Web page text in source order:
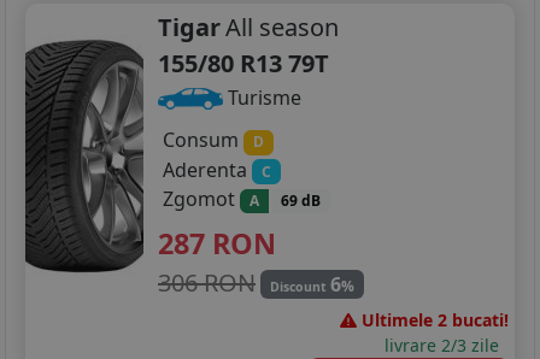
TigarAll season
155/80 R13 79T
Turisme
Consum
D
Aderenta C
Zgomot A 69 dB
287 RON
306 RON Discount 6%
Ultimele 2 bucati!
livrare 2/3 zile